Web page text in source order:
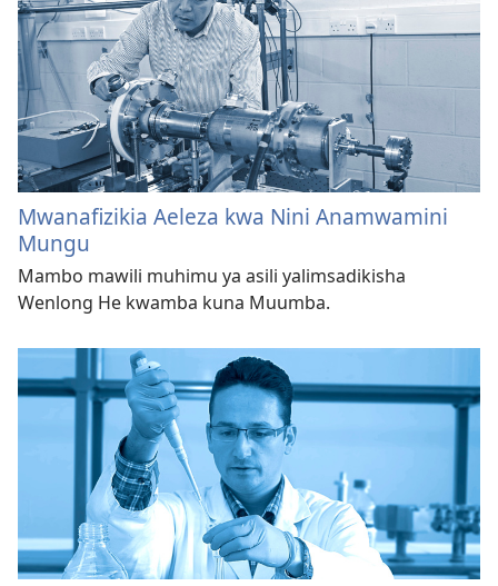
Mwanafizikia Aeleza kwa Nini Anamwamini
Mungu
Mambo mawili muhimu ya asili yalimsadikisha
Wenlong He kwamba kuna Muumba.